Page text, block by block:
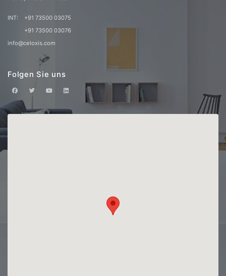
INT:
+91 73500 03075
+91 73500 03076
info@celoxis.com
Folgen Sie uns